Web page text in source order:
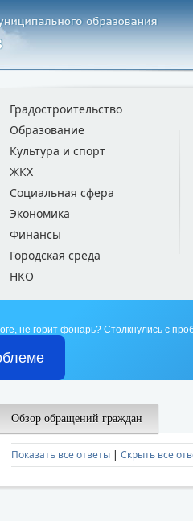
Градостроительство
Образование
Культура и спорт
ЖКХ
Социальная сфера
Экономика
Финансы
Городская среда
НКО
не горит фонарь? Столкнулись с
Обзор обращений граждан
Показать все ответы | Скрыть все